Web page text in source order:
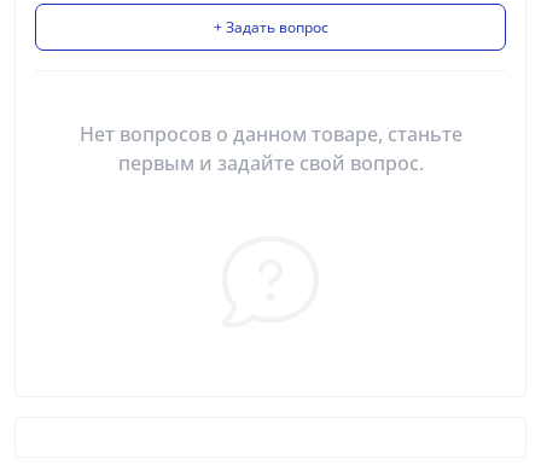
+ Задать вопрос
Нет вопросов о данном товаре, станьте
первым и задайте свой вопрос.